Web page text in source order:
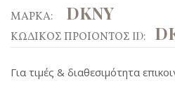
ΜΑΡΚΑ: DKNY
ΚΩΔΙΚΟΣ ΠΡΟΙΟΝΤΟΣ ID:
Για τιμές & διαθεσιμότητα